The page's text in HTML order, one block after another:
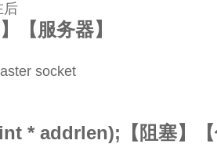
后
服务器】
socket
* addrlen);【阻塞】【